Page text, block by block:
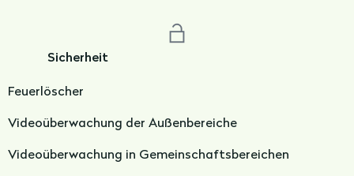
Sicherheit
Feuerlöscher
Videoüberwachung der Außenbereiche
Videoüberwachung in Gemeinschaftsbereichen